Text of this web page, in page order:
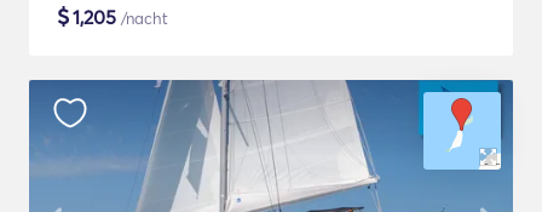
$1,205 /nacht